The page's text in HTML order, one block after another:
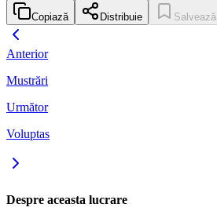
Copiază Distribuie Salvează
Anterior
Mustrări
Următor
Voluptas
Despre aceasta lucrare